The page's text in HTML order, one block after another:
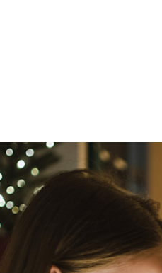
i jula
enn å pynte med